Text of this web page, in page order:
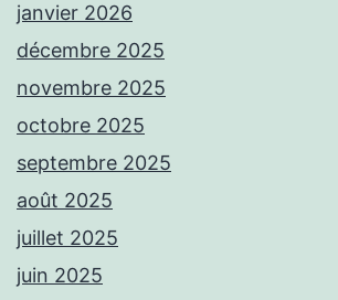
janvier 2026
décembre 2025
novembre 2025
octobre 2025
septembre 2025
août 2025
juillet 2025
juin 2025